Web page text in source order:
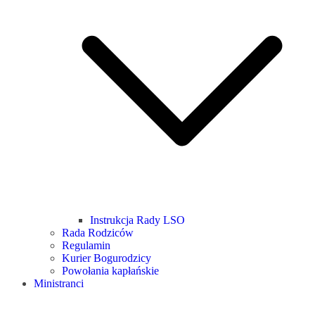
Instrukcja Rady LSO
Rada Rodziców
Regulamin
Kurier Bogurodzicy
Powołania kapłańskie
Ministranci